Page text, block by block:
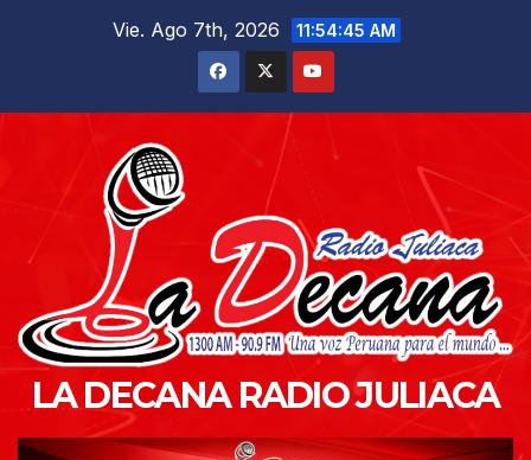
Vie. Ago 7th, 2026 11:54:46 AM
LA DECANA RADIO JULIACA